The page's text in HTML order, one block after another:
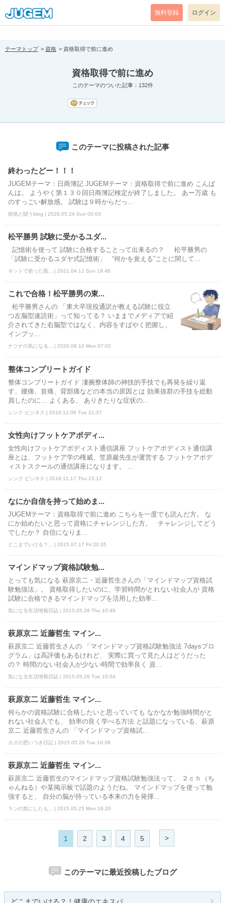
[pear_error: message="Success" code=0 mode=return level=notice
prefix="" info=""]
無料登録 ログイン
テーマトップ 資格 資格取得で前に進め
資格取得で前に進め
このテーマのついた記事：132件
このテーマに投稿された記事
終わったどー！！！
JUGEMテーマ：日商簿記 JUGEMテーマ：資格取得で前に進め こんば
んは。 ようやく第１３０回日商簿記検定が終了しました。 あー万歳 も
のすっごい解放感。 試験は９時からだっ...
病気と闘うblog | 2026.05.24 Sun 00:03
松平勝男 試験に受かるユダ...
記憶術を使って 試験に合格することって出来るの？ 松平勝男の
「試験に受かるユダヤ式記憶術」 “何かを覚える”ことに関して...
ネットで拾った面... | 2021.04.11 Sun 19:46
これで合格！松平勝男の東...
松平勝男さんの 「東大卒現役通訳が教える試験に役立
つ左脳型速読術」って知ってる？ いままでメディアで紹
介されてきた右脳型ではなく、内容をすばやく把握し、
インプッ...
ナツナの気になる... | 2020.08.10 Mon 07:02
整体コンプリートガイド
整体コンプリートガイド 凄腕整体師の神技的手技でも再発を繰り返
す、腰痛、首痛、背部痛などの本当の原因とは 効果抜群の手技を総動
員したのに… よくある、 ありきたりな症状の...
シンク ビジネス | 2016.12.06 Tue 21:37
女性向けフットケアポディ...
女性向けフットケアポディスト通信講座 フットケアポディスト通信講
座とは、フットケア学の権威、笠原巖先生が運営する フットケアポデ
ィストスクールの通信講座になります。 ...
シンク ビジネス | 2016.11.17 Thu 23:12
なにか自信を持って始めま...
JUGEMテーマ：資格取得で前に進め こちらを一度でも読んだ方。 な
にか始めたいと思って資格にチャレンジした方。 チャレンジしてどう
でしたか？ 自信になりま...
どこまでいける？... | 2015.07.17 Fri 20:35
マインドマップ資格試験勉...
とっても気になる 萩原京二・近藤哲生さんの「マインドマップ資格試
験勉強法」。 資格取得したいのに、学習時間がとれない社会人が 資格
試験に合格できるマインドマップを活用した効率...
気になる生活情報日誌 | 2015.05.28 Thu 10:49
萩原京二 近藤哲生 マイン...
萩原京二 近藤哲生さんの 「マインドマップ資格試験勉強法 7daysプロ
グラム」は高評価もあるけれど、 実際に買って見た人はどうだった
の？ 時間のない社会人が少ない時間で効率良く 資...
気になる生活情報日誌 | 2015.05.26 Tue 10:54
萩原京二 近藤哲生 マイン...
何らかの資格試験に合格したいと思っていても なかなか勉強時間がと
れない社会人でも、 効率の良く学べる方法 と話題になっている、萩原
京二 近藤哲生さんの 「マインドマップ資格試...
カズの思いつき日記 | 2015.05.26 Tue 10:39
萩原京二 近藤哲生 マイン...
萩原京二 近藤哲生のマインドマップ資格試験勉強法って、 ２ｃｈ（ち
ゃんねる）や某掲示板で話題のようだね。 マインドマップを使って勉
強すると、 自分の脳が持っている本来の力を発揮...
ランの気にしたも... | 2015.05.25 Mon 16:20
1 2 3 4 5 >
このテーマに最近投稿したブログ